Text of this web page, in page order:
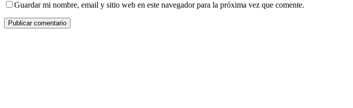
Guardar mi nombre, email y sitio web en este navegador para la próxima vez que comente.